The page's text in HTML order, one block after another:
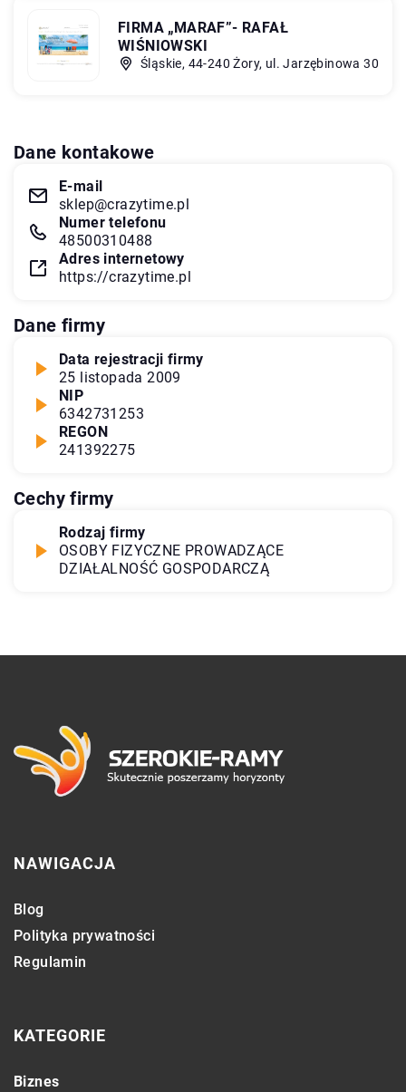
FIRMA „MARAF”- RAFAŁ
WIŚNIOWSKI
Śląskie, 44-240 Żory, ul. Jarzębinowa 30
Dane kontakowe
E-mail
sklep@crazytime.pl
Numer telefonu
48500310488
Adres internetowy
https://crazytime.pl
Dane firmy
Data rejestracji firmy
25 listopada 2009
NIP
6342731253
REGON
241392275
Cechy firmy
Rodzaj firmy
OSOBY FIZYCZNE PROWADZĄCE
DZIAŁALNOŚĆ GOSPODARCZĄ
NAWIGACJA
Blog
Polityka prywatności
Regulamin
KATEGORIE
Biznes